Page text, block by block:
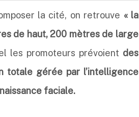
la cité, on retrouve « la
de haut, 200 mètres de large
les promoteurs prévoient des
totale gérée par l’intelligence
faciale.